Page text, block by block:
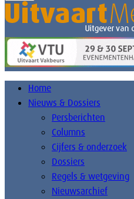
Home
Nieuws & Dossiers
Persberichten
Columns
Cijfers & onderzoek
Dossiers
Regels & wetgeving
Nieuwsarchief